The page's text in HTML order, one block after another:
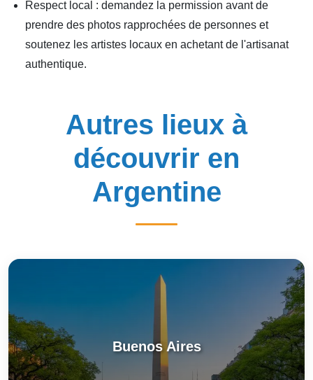
Respect local : demandez la permission avant de
prendre des photos rapprochées de personnes et
soutenez les artistes locaux en achetant de l'artisanat
authentique.
Autres lieux à
découvrir en
Argentine
Buenos Aires